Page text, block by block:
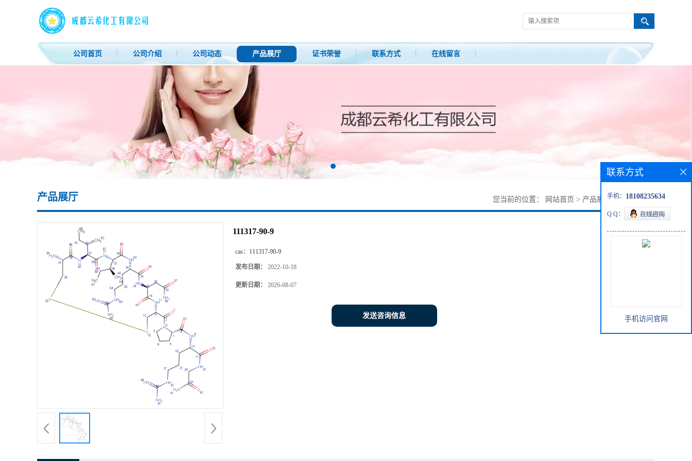
公司首页 公司介绍 公司动态 产品展厅 证书荣誉 联系方式 在线留言
产品展厅 您当前的位置： 网站首页 > 产品展厅 >111317-90-9
111317-90-9
cas： 111317-90-9
发布日期： 2022-10-18
更新日期： 2026-08-07
发送咨询信息
联系方式
手机： 18108235634
Q Q：
手机访问官网